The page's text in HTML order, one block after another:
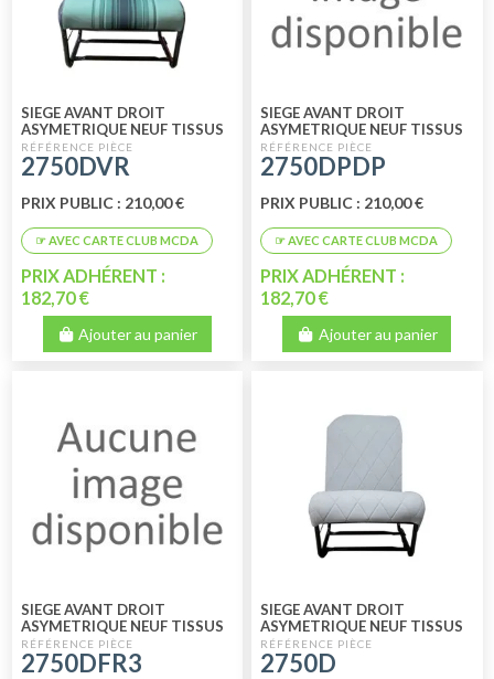
SIEGE AVANT DROIT
ASYMETRIQUE NEUF TISSUS
VERT RAYE
2750DVR
PRIX PUBLIC : 210,00 €
PRIX ADHÉRENT :
182,70 €
Ajouter au panier
SIEGE AVANT DROIT
ASYMETRIQUE NEUF TISSUS
PIED DE POULE
2750DPDP
PRIX PUBLIC : 210,00 €
PRIX ADHÉRENT :
182,70 €
Ajouter au panier
SIEGE AVANT DROIT
ASYMETRIQUE NEUF TISSUS
FRANCE 3
2750DFR3
SIEGE AVANT DROIT
ASYMETRIQUE NEUF TISSUS
CHARLESTON
2750D